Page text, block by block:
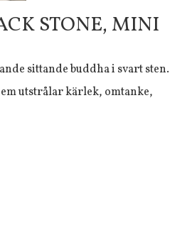
STONE, MINI
sittande buddha i svart sten.
utstrålar kärlek, omtanke,